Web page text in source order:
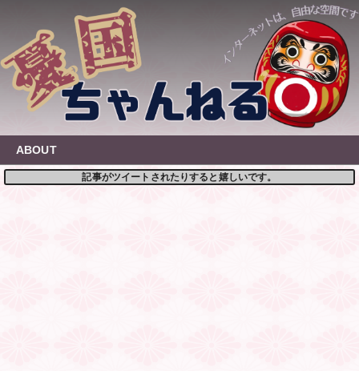
content
ABOUT
記事がツイートされたりすると嬉しいです。